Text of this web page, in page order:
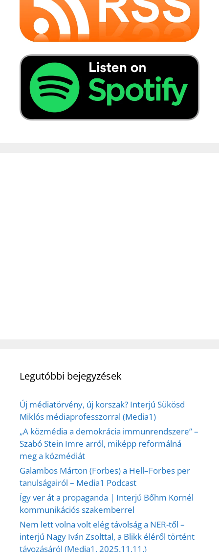
Legutóbbi bejegyzések
Új médiatörvény, új korszak? Interjú Sükösd
Miklós médiaprofesszorral (Media1)
„A közmédia a demokrácia immunrendszere” –
Szabó Stein Imre arról, miképp reformálná
meg a közmédiát
Galambos Márton (Forbes) a Hell–Forbes per
tanulságairól – Media1 Podcast
Így ver át a propaganda | Interjú Bőhm Kornél
kommunikációs szakemberrel
Nem lett volna volt elég távolság a NER-től –
interjú Nagy Iván Zsolttal, a Blikk éléről történt
távozásáról (Media1, 2025.11.11.)